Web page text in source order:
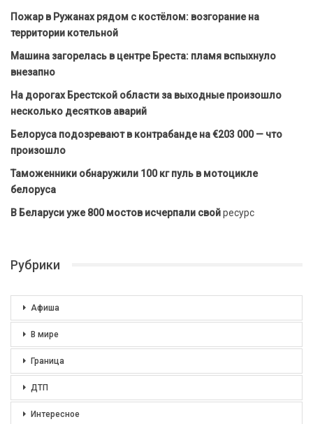
Пожар в Ружанах рядом с костёлом: возгорание на
территории котельной
Машина загорелась в центре Бреста: пламя вспыхнуло
внезапно
На дорогах Брестской области за выходные произошло
несколько десятков аварий
Белоруса подозревают в контрабанде на €203 000 — что
произошло
Таможенники обнаружили 100 кг пуль в мотоцикле
белоруса
В Беларуси уже 800 мостов исчерпали свойресурс
Рубрики
Афиша
В мире
Граница
ДТП
Интересное